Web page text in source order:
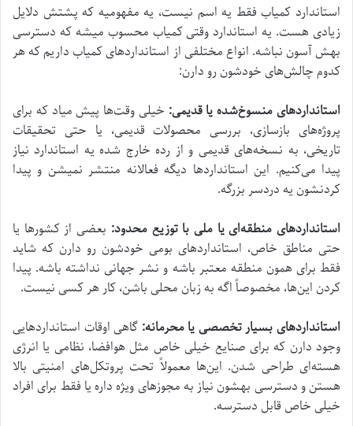
استاندارد کمیاب فقط یه اسم نیست، یه مفهومیه که پشتش دلایل
زیادی هست. یه استاندارد وقتی کمیاب محسوب میشه که دسترسی
بهش آسون نباشه. انواع مختلفی از استانداردهای کمیاب داریم که هر
کدوم چالش‌های خودشون رو دارن:
استانداردهای منسوخ‌شده یا قدیمی: خیلی وقت‌ها پیش میاد که برای
پروژه‌های بازسازی، بررسی محصولات قدیمی، یا حتی تحقیقات
تاریخی، به نسخه‌های قدیمی و از رده خارج شده یه استاندارد نیاز
پیدا می‌کنیم. این استانداردها دیگه فعالانه منتشر نمیشن و پیدا
کردنشون یه دردسر بزرگه.
استانداردهای منطقه‌ای یا ملی با توزیع محدود: بعضی از کشورها یا
حتی مناطق خاص، استانداردهای بومی خودشون رو دارن که شاید
فقط برای همون منطقه معتبر باشه و نشر جهانی نداشته باشه. پیدا
کردن این‌ها، مخصوصاً اگه به زبان محلی باشن، کار هر کسی نیست.
استانداردهای بسیار تخصصی یا محرمانه: گاهی اوقات استانداردهایی
وجود دارن که برای صنایع خیلی خاص مثل هوافضا، نظامی یا انرژی
هسته‌ای طراحی شدن. این‌ها معمولاً تحت پروتکل‌های امنیتی بالا
هستن و دسترسی بهشون نیاز به مجوزهای ویژه داره یا فقط برای افراد
خیلی خاص قابل دسترسه.